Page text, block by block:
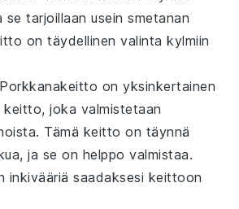
se tarjoillaan usein smetanan
on täydellinen valinta kylmiin
on yksinkertainen
keitto, joka valmistetaan
. Tämä keitto on täynnä
ja se on helppo valmistaa.
inkivääriä saadaksesi keittoon